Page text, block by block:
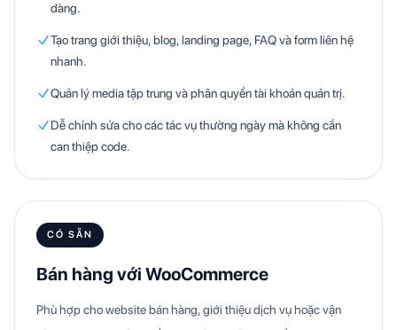
dàng.
Tạo trang giới thiệu, blog, landing page, FAQ và form liên hệ
nhanh.
Quản lý media tập trung và phân quyền tài khoản quản trị.
Dễ chỉnh sửa cho các tác vụ thường ngày mà không cần
can thiệp code.
CÓ SẴN
Bán hàng với WooCommerce
Phù hợp cho website bán hàng, giới thiệu dịch vụ hoặc vận